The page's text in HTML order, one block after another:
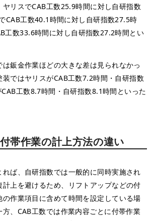
ヤリスでCAB工数25.9時間に対し自研指数
CAB工数40.1時間に対し自研指数27.5時
工数33.6時間に対し自研指数27.2時間とい
鈑金作業ほどの大きな差は見られなかっ
装ではヤリスがCAB工数7.2時間・自研指数
工数8.7時間・自研指数8.1時間といった
帯作業の計上方法の違い
ば、自研指数では一般的に同時実施され
計上を避けるため、リフトアップなどの付
作業項目に含めて時間を設定している場
、CAB工数では作業内容ごとに付帯作業